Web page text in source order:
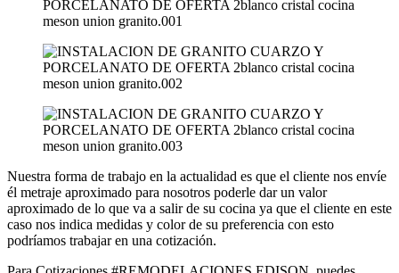
Nuestra forma de trabajo en la actualidad es que el cliente nos envíe
él metraje aproximado para nosotros poderle dar un valor
aproximado de lo que va a salir de su cocina ya que el cliente en este
caso nos indica medidas y color de su preferencia con esto
podríamos trabajar en una cotización.